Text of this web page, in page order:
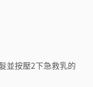
並按壓2下急救乳的